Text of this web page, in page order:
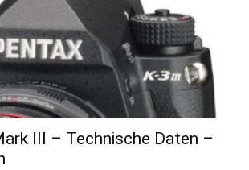
III – Technische Daten –